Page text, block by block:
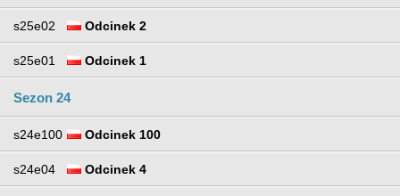
s25e02 Odcinek 2
s25e01 Odcinek 1
Sezon 24
s24e100 Odcinek 100
s24e04 Odcinek 4